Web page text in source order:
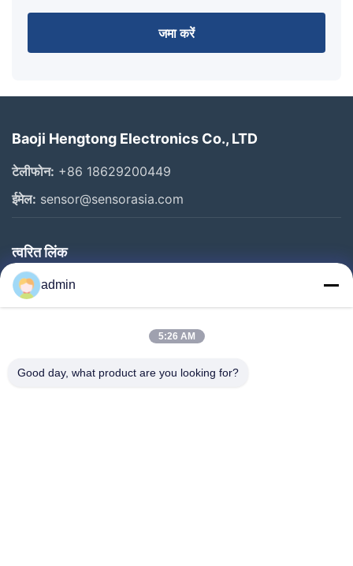
जमा करें
Baoji Hengtong Electronics Co., LTD
टेलीफोन: +86 18629200449
ईमेल: sensor@sensorasia.com
त्वरित लिंक
घर
उत्पादों
हमारे बारे में
admin
5:26 AM
Good day, what product are you looking for?